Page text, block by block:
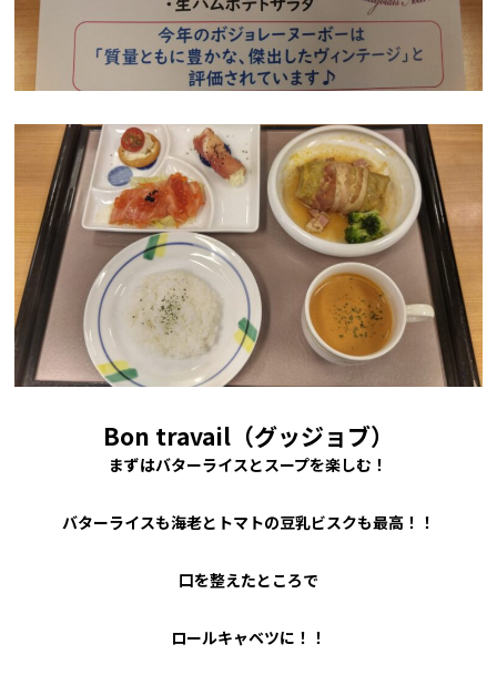
Bon travail（グッジョブ）
まずはバターライスとスープを楽しむ！
バターライスも海老とトマトの豆乳ビスクも最高！！
口を整えたところで
ロールキャベツに！！